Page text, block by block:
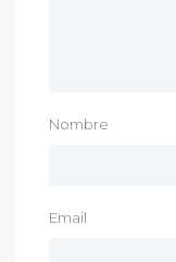
Nombre
Email